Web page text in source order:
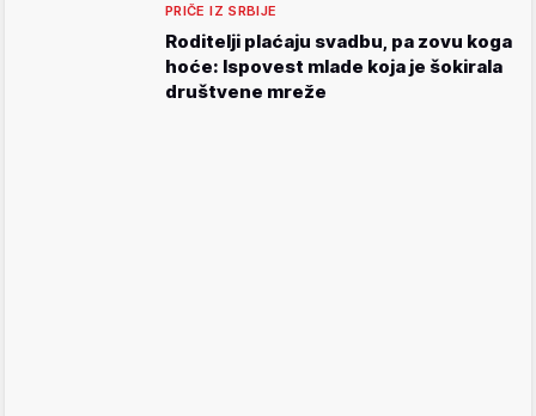
PRIČE IZ SRBIJE
Roditelji plaćaju svadbu, pa zovu koga
hoće: Ispovest mlade koja je šokirala
društvene mreže